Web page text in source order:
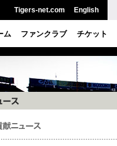
Tigers-net.com English
ム ファンクラブ チケット